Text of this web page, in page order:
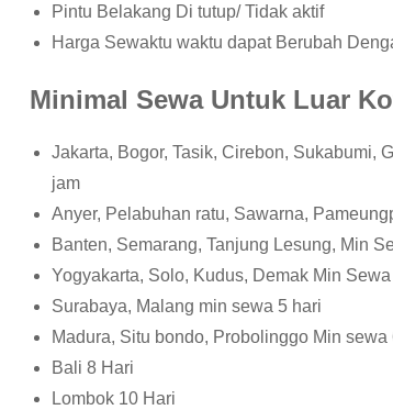
Pintu Belakang Di tutup/ Tidak aktif
Harga Sewaktu waktu dapat Berubah
Minimal Sewa Untuk Luar
Jakarta, Bogor, Tasik, Cirebon, Sukabumi,
jam
Anyer, Pelabuhan ratu, Sawarna,
Banten, Semarang, Tanjung Lesung, Min
Yogyakarta, Solo, Kudus, Demak Min
Surabaya, Malang min sewa 5 hari
Madura, Situ bondo, Probolinggo Min sewa
Bali 8 Hari
Lombok 10 Hari